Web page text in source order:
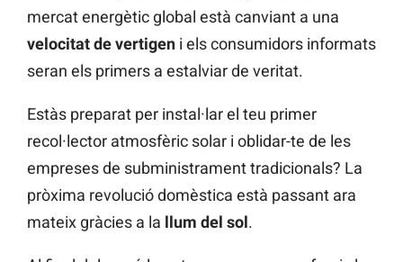
mercat energètic global està canviant a una
velocitat de vertigen i els consumidors informats
seran els primers a estalviar de veritat.
Estàs preparat per instal·lar el teu primer
recol·lector atmosfèric solar i oblidar-te de les
empreses de subministrament tradicionals? La
pròxima revolució domèstica està passant ara
mateix gràcies a la llum del sol.